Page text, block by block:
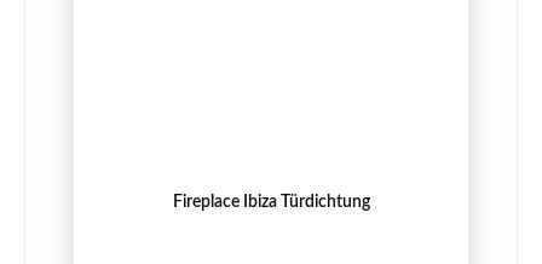
Fireplace Ibiza Türdichtung